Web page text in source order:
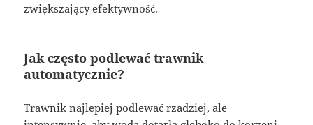
zwiększający efektywność.
Jak często podlewać trawnik
automatycznie?
Trawnik najlepiej podlewać rzadziej, ale